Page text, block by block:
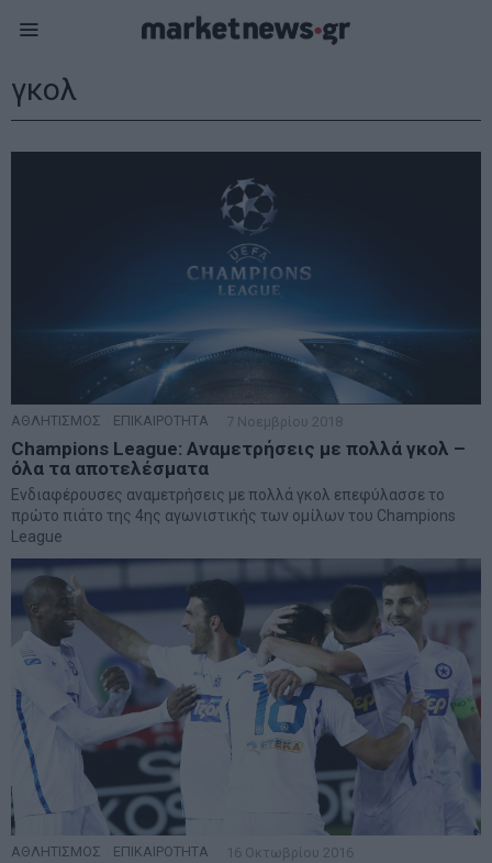
γκολ
ΑΘΛΗΤΙΣΜΟΣ ΕΠΙΚΑΙΡΟΤΗΤΑ 7 Νοεμβρίου 2018
Champions League: Αναμετρήσεις με πολλά γκολ –
όλα τα αποτελέσματα
Ενδιαφέρουσες αναμετρήσεις με πολλά γκολ επεφύλασσε το
πρώτο πιάτο της 4ης αγωνιστικής των ομίλων του Champions
League
ΑΘΛΗΤΙΣΜΟΣ ΕΠΙΚΑΙΡΟΤΗΤΑ 16 Οκτωβρίου 2016